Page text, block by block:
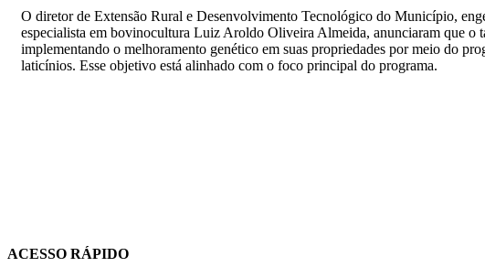
O diretor de Extensão Rural e Desenvolvimento Tecnológico do Município,
especialista em bovinocultura Luiz Aroldo Oliveira Almeida, anunciaram que o
implementando o melhoramento genético em suas propriedades por meio do
laticínios. Esse objetivo está alinhado com o foco principal do programa.
ACESSO RÁPIDO